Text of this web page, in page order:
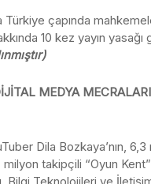
Türkiye çapında
10 kez yayın yasağı
MEDYA
Dila Bozkaya’nın,
milyon takipçili “Oyun